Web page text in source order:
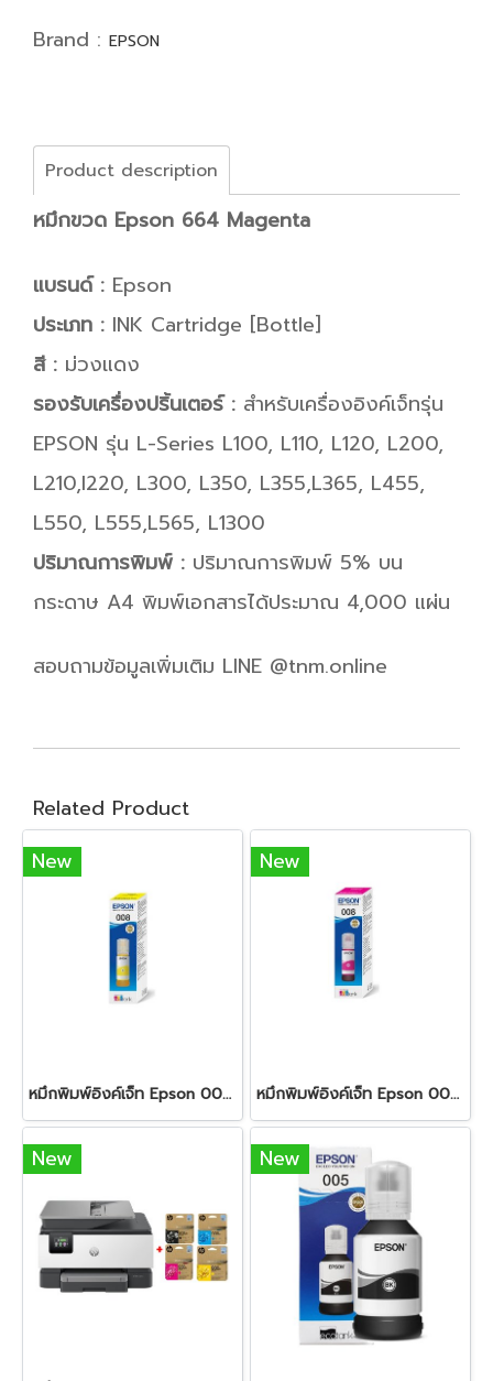
Brand : EPSON
Product description
หมึกขวด Epson 664 Magenta
แบรนด์ : Epson
ประเภท : INK Cartridge [Bottle]
สี : ม่วงแดง
รองรับเครื่องปริ้นเตอร์ : สำหรับเครื่องอิงค์เจ็ทรุ่น
EPSON รุ่น L-Series L100, L110, L120, L200,
L210,l220, L300, L350, L355,L365, L455,
L550, L555,L565, L1300
ปริมาณการพิมพ์ : ปริมาณการพิมพ์ 5% บน
กระดาษ A4 พิมพ์เอกสารได้ประมาณ 4,000 แผ่น
สอบถามข้อมูลเพิ่มเติม LINE @tnm.online
Related Product
New
หมึกพิมพ์อิงค์เจ็ท Epson 008 Yellow
New
หมึกพิมพ์อิงค์เจ็ท Epson 008 Magenta
New New